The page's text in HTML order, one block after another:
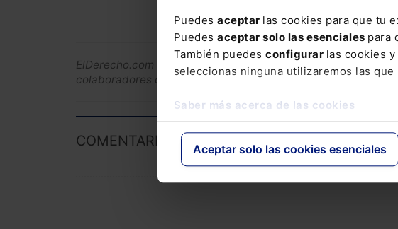
Puedes aceptar las cookies para que tu
Puedes aceptar solo las esenciales para
También puedes configurar las cookies
seleccionas ninguna utilizaremos las
Saber más acerca de las cookies
Aceptar solo las cookies esenciales
ElDerecho.com no comparte necesariamente ni se
colaboradores de esta publicación
COMENTARIOS